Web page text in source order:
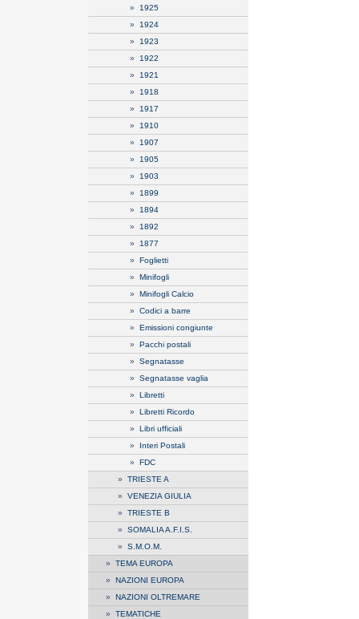
» 1925
» 1924
» 1923
» 1922
» 1921
» 1918
» 1917
» 1910
» 1907
» 1905
» 1903
» 1899
» 1894
» 1892
» 1877
» Foglietti
» Minifogli
» Minifogli Calcio
» Codici a barre
» Emissioni congiunte
» Pacchi postali
» Segnatasse
» Segnatasse vaglia
» Libretti
» Libretti Ricordo
» Libri ufficiali
» Interi Postali
» FDC
» TRIESTE A
» VENEZIA GIULIA
» TRIESTE B
» SOMALIA A.F.I.S.
» S.M.O.M.
» TEMA EUROPA
» NAZIONI EUROPA
» NAZIONI OLTREMARE
» TEMATICHE